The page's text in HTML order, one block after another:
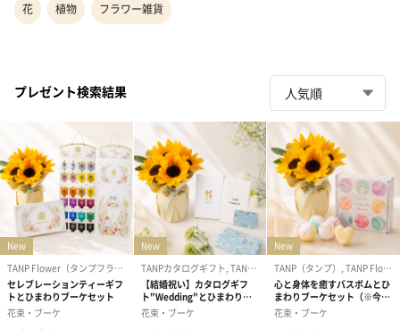
花 植物 フラワー雑貨
プレゼント検索結果